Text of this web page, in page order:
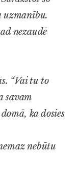
uzmanību.
nezaudē
“Vai tu to
savam
ka dosies
nebūtu